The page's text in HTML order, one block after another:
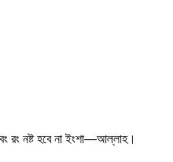
রং নষ্ট হবে না ইংশা—আল্লাহ।